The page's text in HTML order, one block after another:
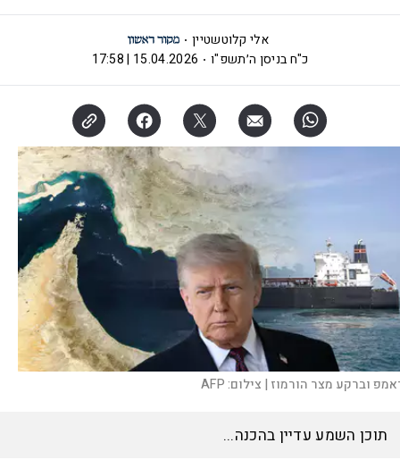
אלי קלוטשטיין
כ"ח בניסן ה׳תשפ"ו
15.04.2026 | 17:58
וברקע מצר הורמוז | צילום:AFP